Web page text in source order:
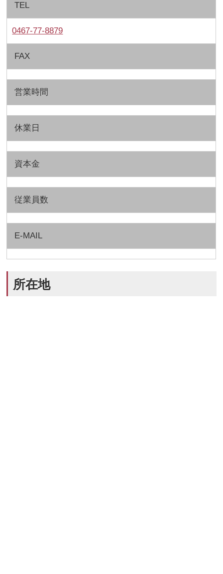
TEL
0467-77-8879
FAX
営業時間
休業日
資本金
従業員数
E-MAIL
所在地